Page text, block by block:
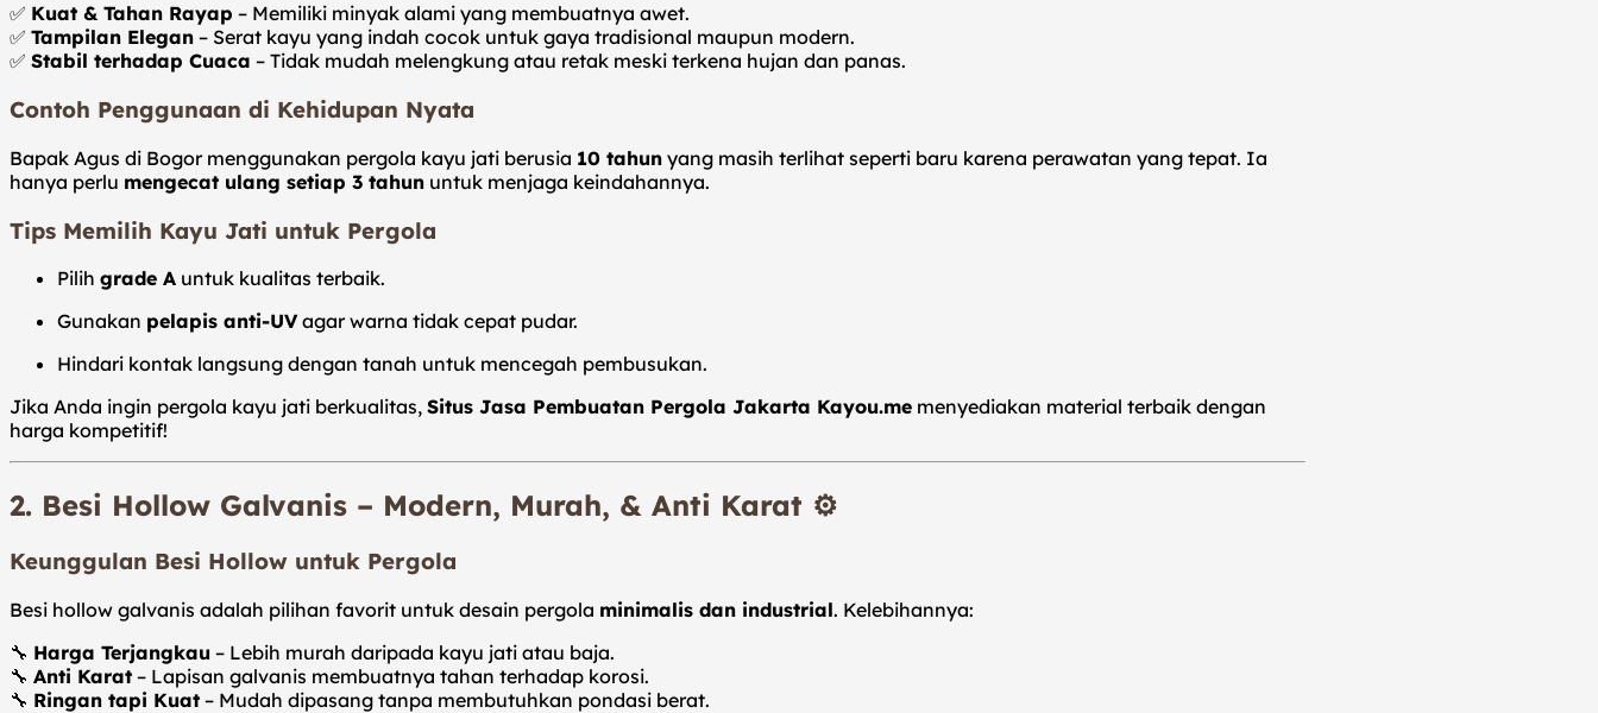
✅ Kuat & Tahan Rayap – Memiliki minyak alami yang membuatnya awet.
✅ Tampilan Elegan – Serat kayu yang indah cocok untuk gaya tradisional maupun modern.
✅ Stabil terhadap Cuaca – Tidak mudah melengkung atau retak meski terkena hujan dan panas.
Contoh Penggunaan di Kehidupan Nyata
Bapak Agus di Bogor menggunakan pergola kayu jati berusia 10 tahun yang masih terlihat seperti baru karena perawatan yang tepat. Ia
hanya perlu mengecat ulang setiap 3 tahun untuk menjaga keindahannya.
Tips Memilih Kayu Jati untuk Pergola
Pilih grade A untuk kualitas terbaik.
Gunakan pelapis anti-UV agar warna tidak cepat pudar.
Hindari kontak langsung dengan tanah untuk mencegah pembusukan.
Jika Anda ingin pergola kayu jati berkualitas, Situs Jasa Pembuatan Pergola Jakarta Kayou.me menyediakan material terbaik dengan
harga kompetitif!
2. Besi Hollow Galvanis – Modern, Murah, & Anti Karat ⚙️
Keunggulan Besi Hollow untuk Pergola
Besi hollow galvanis adalah pilihan favorit untuk desain pergola minimalis dan industrial. Kelebihannya:
🔧 Harga Terjangkau – Lebih murah daripada kayu jati atau baja.
🔧 Anti Karat – Lapisan galvanis membuatnya tahan terhadap korosi.
🔧 Ringan tapi Kuat – Mudah dipasang tanpa membutuhkan pondasi berat.